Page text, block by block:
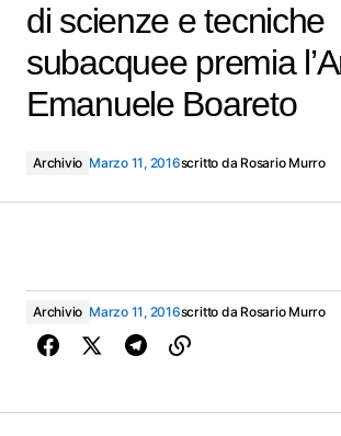
di scienze e tecniche
subacquee premia
Emanuele Boareto
Archivio Marzo 11, 2016scritto da Rosario Murro
Archivio Marzo 11, 2016scritto da Rosario Murro